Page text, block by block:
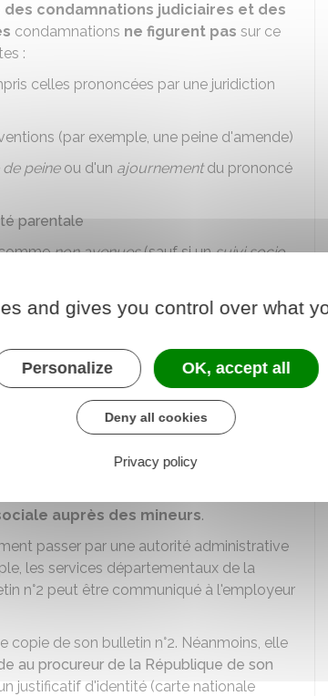
condamnations judiciaires et des
condamnations ne figurent pas sur ce
:
celles prononcées par une juridiction
(par exemple, une peine d'amende)
peineou d'un ajournementdu prononcé
parentale
non avenues(sauf si unsuivi socio-
plus longue que celle de la peine)
constatée par leprocureur de la
. Il peut également être demandé
auprès des mineurs.
passer par une autorité administrative
les services départementaux de la
n°2 peut être communiqué à l'employeur
de son bulletin n°2. Néanmoins, elle
au procureur de la République de son
justificatif d'identité (carte nationale
and gives you control over what
Personalize OK, accept all
Deny all cookies
Privacy policy